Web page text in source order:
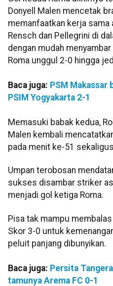
Donyell Malen mencetak
memanfaatkan kerja sama
Rensch dan Pellegrini di
dengan mudah
Roma unggul 2-0 hingga
Baca juga: PSM Makassar
PSIM Yogyakarta 2-1
Memasuki babak kedua,
Malen kembali
pada menit ke-51
Umpan terobosan
sukses disambar striker
menjadi gol ketiga Roma.
Pisa tak mampu
Skor 3-0 untuk
peluit panjang dibunyikan.
Baca juga: Persita
tamunya Arema FC 0-1